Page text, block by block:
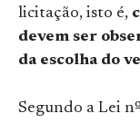
licitação, isto é,
devem ser
da escolha do
Segundo a Lei